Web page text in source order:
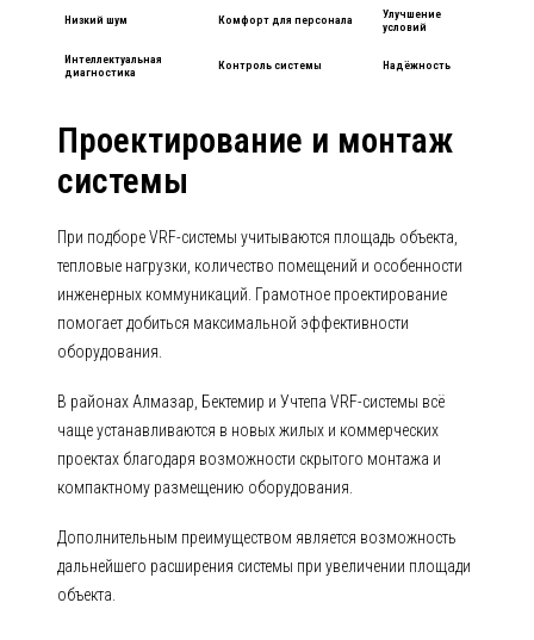
Низкий шум Комфорт для персонала
Улучшение
условий
Интеллектуальная
диагностика
Контроль системы Надёжность
Проектирование и монтаж
системы
При подборе VRF-системы учитываются площадь объекта,
тепловые нагрузки, количество помещений и особенности
инженерных коммуникаций. Грамотное проектирование
помогает добиться максимальной эффективности
оборудования.
В районах Алмазар, Бектемир и Учтепа VRF-системы всё
чаще устанавливаются в новых жилых и коммерческих
проектах благодаря возможности скрытого монтажа и
компактному размещению оборудования.
Дополнительным преимуществом является возможность
дальнейшего расширения системы при увеличении площади
объекта.